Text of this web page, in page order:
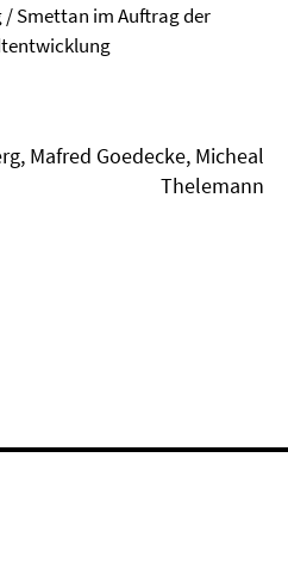
/ Smettan im Auftrag der
Mafred Goedecke, Micheal
Thelemann